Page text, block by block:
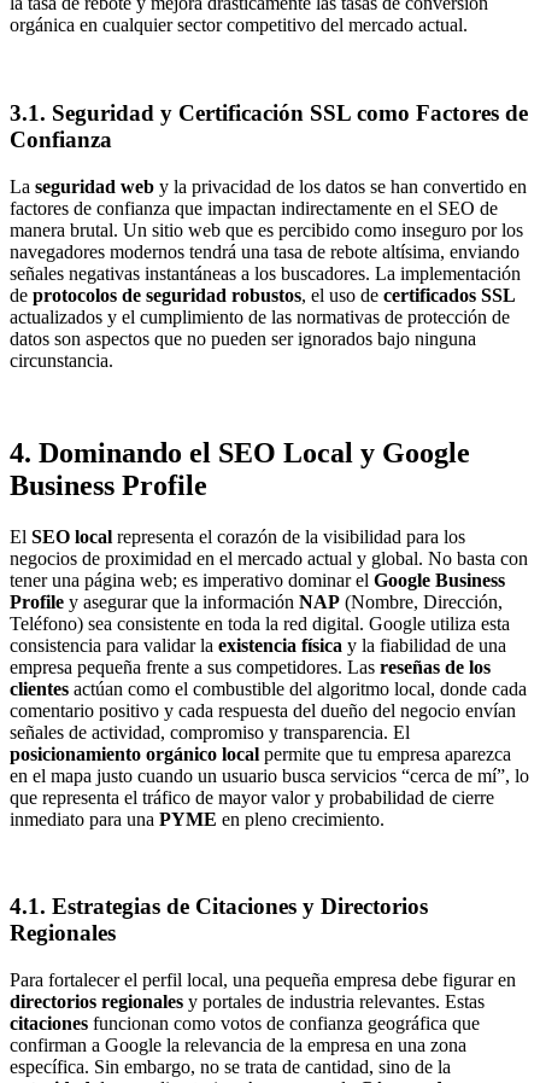
orgánica en cualquier sector competitivo del mercado actual.
3.1. Seguridad y Certificación SSL como Factores de
Confianza
La seguridad web y la privacidad de los datos se han convertido en
factores de confianza que impactan indirectamente en el SEO de
manera brutal. Un sitio web que es percibido como inseguro por los
navegadores modernos tendrá una tasa de rebote altísima, enviando
señales negativas instantáneas a los buscadores. La implementación
de protocolos de seguridad robustos, el uso de certificados SSL
actualizados y el cumplimiento de las normativas de protección de
datos son aspectos que no pueden ser ignorados bajo ninguna
circunstancia.
4. Dominando el SEO Local y Google
Business Profile
El SEO local representa el corazón de la visibilidad para los
negocios de proximidad en el mercado actual y global. No basta con
tener una página web; es imperativo dominar el Google Business
Profile y asegurar que la información NAP (Nombre, Dirección,
Teléfono) sea consistente en toda la red digital. Google utiliza esta
consistencia para validar la existencia física y la fiabilidad de una
empresa pequeña frente a sus competidores. Las reseñas de los
clientes actúan como el combustible del algoritmo local, donde cada
comentario positivo y cada respuesta del dueño del negocio envían
señales de actividad, compromiso y transparencia. El
posicionamiento orgánico local permite que tu empresa aparezca
en el mapa justo cuando un usuario busca servicios “cerca de mí”, lo
que representa el tráfico de mayor valor y probabilidad de cierre
inmediato para una PYME en pleno crecimiento.
4.1. Estrategias de Citaciones y Directorios
Regionales
Para fortalecer el perfil local, una pequeña empresa debe figurar en
directorios regionales y portales de industria relevantes. Estas
citaciones funcionan como votos de confianza geográfica que
confirman a Google la relevancia de la empresa en una zona
específica. Sin embargo, no se trata de cantidad, sino de la